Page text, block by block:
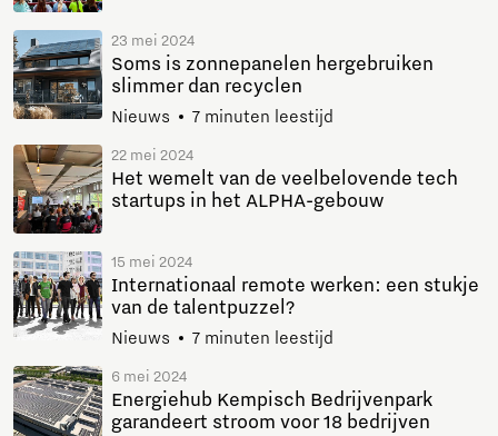
23 mei 2024
Soms is zonnepanelen hergebruiken
slimmer dan recyclen
Nieuws 7 minuten leestijd
22 mei 2024
Het wemelt van de veelbelovende tech
startups in het ALPHA-gebouw
15 mei 2024
Internationaal remote werken: een stukje
van de talentpuzzel?
Nieuws 7 minuten leestijd
6 mei 2024
Energiehub Kempisch Bedrijvenpark
garandeert stroom voor 18 bedrijven